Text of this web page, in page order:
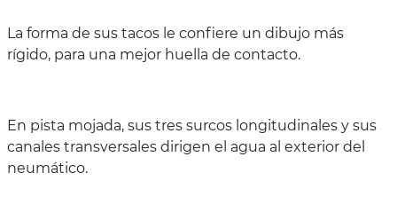
La forma de sus tacos le confiere un dibujo más
rígido, para una mejor huella de contacto.
En pista mojada, sus tres surcos longitudinales y sus
canales transversales dirigen el agua al exterior del
neumático.